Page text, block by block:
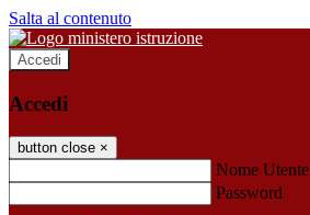
Salta al contenuto
Accedi
Accedi
button close ×
Nome Utente
Password